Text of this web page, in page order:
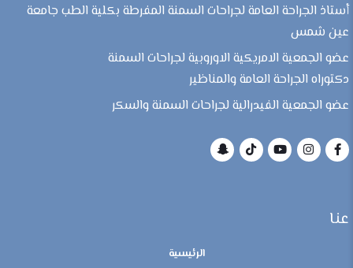
أستاذ الجراحة العامة لجراحات السمنة المفرطة بكلية الطب جامعة
عين شمس
عضو الجمعية الامريكية الاوروبية لجراحات السمنة
دكتوراه الجراحة العامة والمناظير
عضو الجمعية الفيدرالية لجراحات السمنة والسكر
عنا
الرئيسية